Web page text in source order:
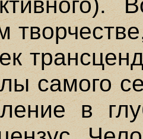
самого
в